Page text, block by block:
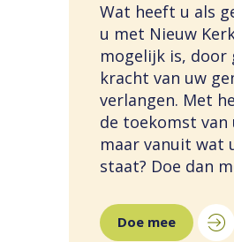
Wat heeft u als
u met Nieuw
mogelijk is, door
kracht van uw
verlangen. Met
de toekomst
maar vanuit wat
staat? Doe dan
Doe mee